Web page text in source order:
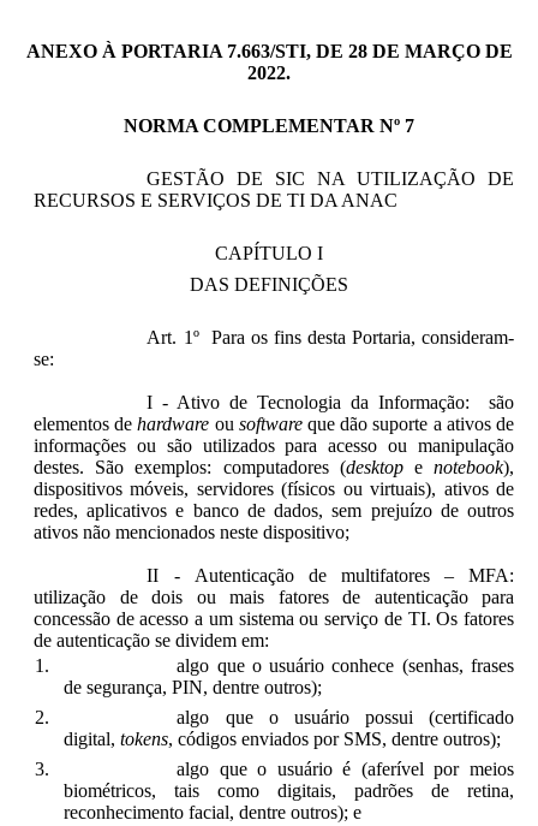
ANEXO À PORTARIA 7.663/STI, DE 28 DE MARÇO DE
2022.
NORMA COMPLEMENTAR Nº 7
GESTÃO DE SIC NA UTILIZAÇÃO DE
RECURSOS E SERVIÇOS DE TI DA ANAC
CAPÍTULO I
DAS DEFINIÇÕES
Art. 1º Para os fins desta Portaria, consideram-
se:
I - Ativo de Tecnologia da Informação: são
elementos dehardware ou softwareque dão suporte a ativos de
informações ou são utilizados para acesso ou manipulação
destes. São exemplos: computadores (desktopenotebook),
dispositivos móveis, servidores (físicos ou virtuais), ativos de
redes, aplicativos e banco de dados, sem prejuízo de outros
ativos não mencionados neste dispositivo;
II - Autenticação de multifatores – MFA:
utilização de dois ou mais fatores de autenticação para
concessão de acesso a um sistema ou serviço de TI. Os fatores
de autenticação se dividem em:
algo que o usuário conhece (senhas, frases
de segurança, PIN, dentre outros);
algo que o usuário possui (certificado
digital, tokens, códigos enviados por SMS, dentre outros);
algo que o usuário é (aferível por meios
biométricos, tais como digitais, padrões de retina,
reconhecimento facial, dentre outros); e